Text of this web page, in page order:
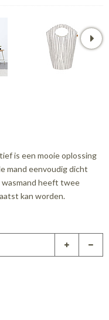
is een mooie oplossing
mand eenvoudig dicht
wasmand heeft twee
kan worden.